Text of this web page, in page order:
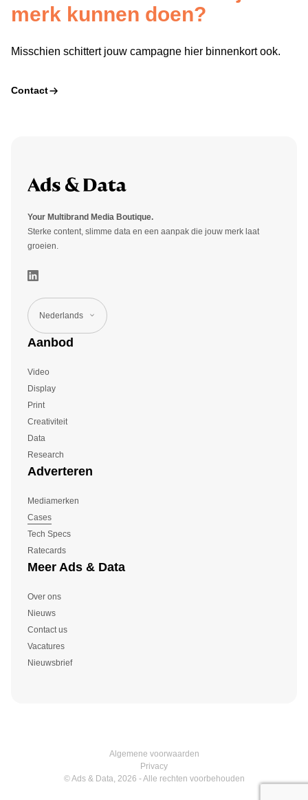
merk kunnen doen?
Misschien schittert jouw campagne hier binnenkort ook.
Contact
Your Multibrand Media Boutique.
Sterke content, slimme data en een aanpak die jouw merk laat
groeien.
Nederlands
Aanbod
Video
Display
Print
Creativiteit
Data
Research
Adverteren
Mediamerken
Cases
Tech Specs
Ratecards
Meer Ads & Data
Over ons
Nieuws
Contact us
Vacatures
Nieuwsbrief
Algemene voorwaarden
Privacy
© Ads & Data, 2026 - Alle rechten voorbehouden